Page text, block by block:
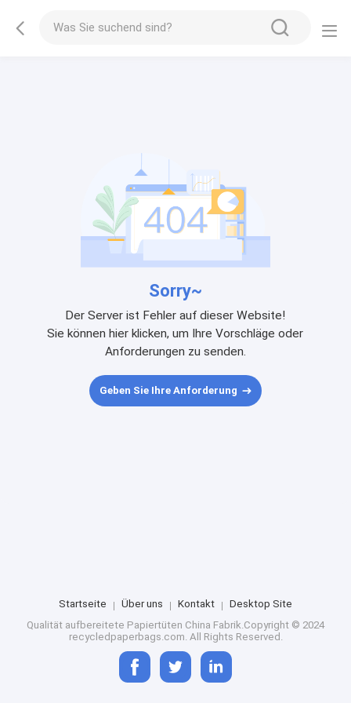
Sorry~
Der Server ist Fehler auf dieser Website!
Sie können hier klicken, um Ihre Vorschläge oder
Anforderungen zu senden.
Geben Sie Ihre Anforderung
Startseite Über uns Kontakt
Desktop Site
Qualität aufbereitete Papiertüten China Fabrik.Copyright © 2024
recycledpaperbags.com. All Rights Reserved.